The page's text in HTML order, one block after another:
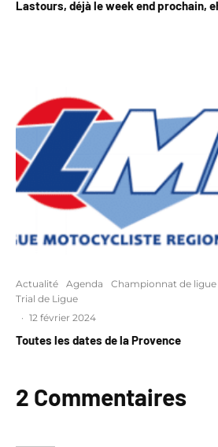
Lastours, déjà le week end prochain,
Actualité Agenda Championnat de ligue
Trial de Ligue
· 12 février 2024
Toutes les dates de la Provence
2 Commentaires